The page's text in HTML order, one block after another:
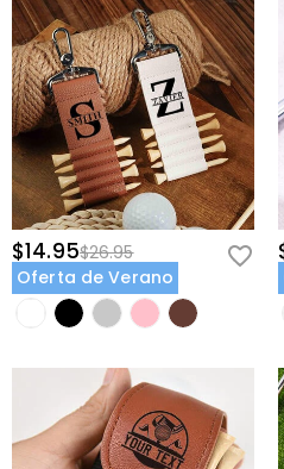
$14.95$26.95
Oferta de Verano